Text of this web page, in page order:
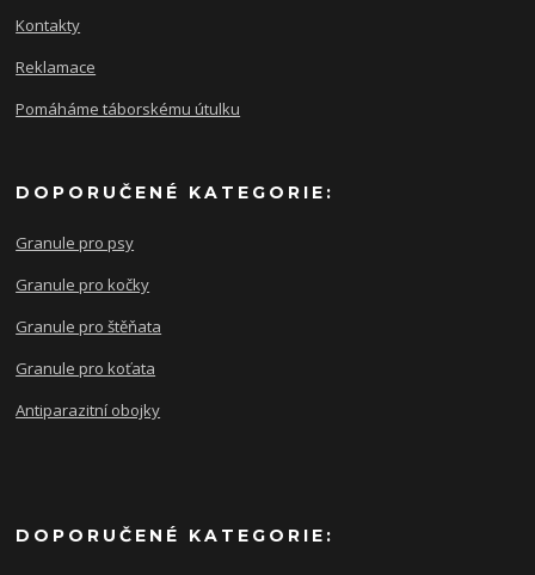
Kontakty
Reklamace
Pomáháme táborskému útulku
DOPORUČENÉ KATEGORIE:
Granule pro psy
Granule pro kočky
Granule pro štěňata
Granule pro koťata
Antiparazitní obojky
DOPORUČENÉ KATEGORIE: